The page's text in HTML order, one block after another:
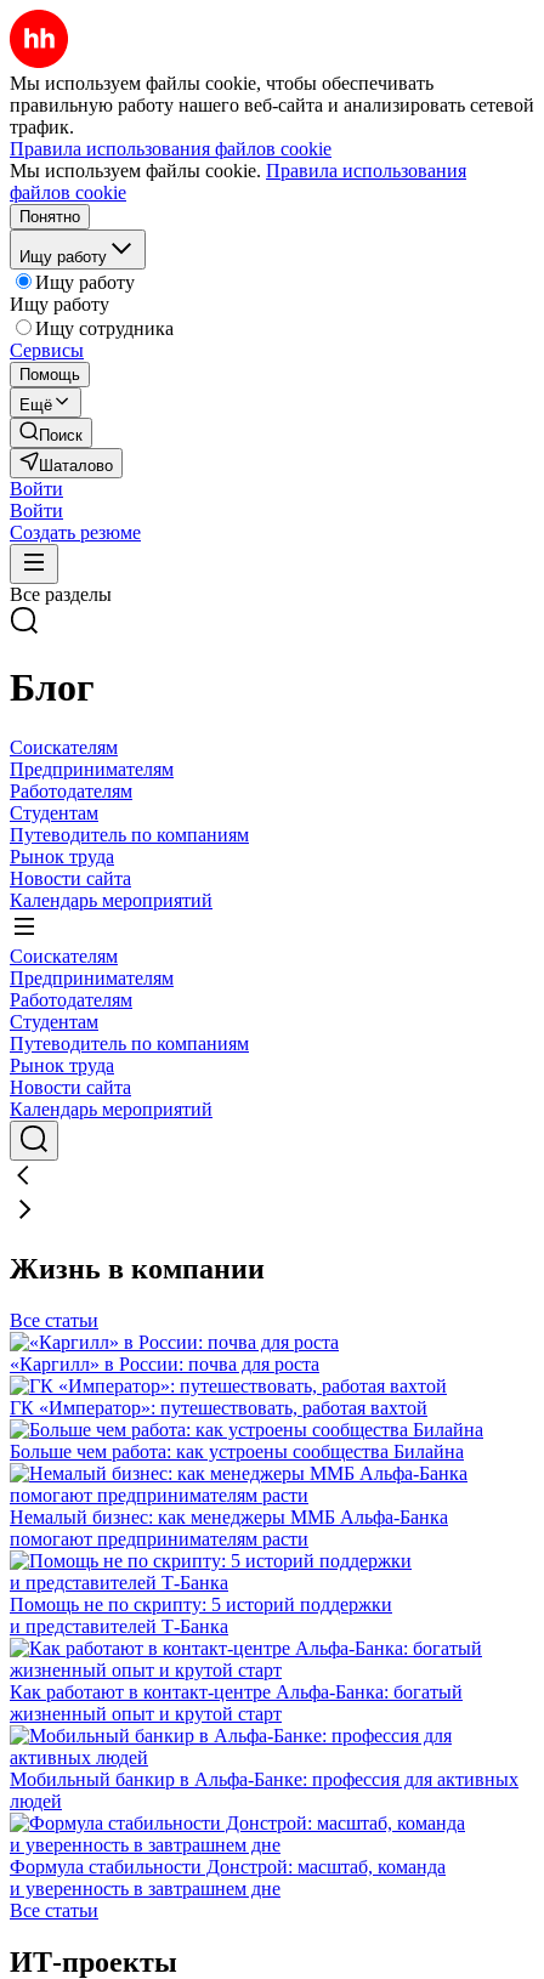
Мы используем файлы cookie, чтобы обеспечивать
правильную работу нашего веб-сайта и анализировать сетевой
трафик.
Правила использования файлов cookie
Мы используем файлы cookie. Правила использования
файлов cookie
Понятно
Ищу работу
Ищу работу
Ищу работу
Ищу сотрудника
Сервисы
Помощь
Ещё
Поиск
Шаталово
Войти
Войти
Создать резюме
Все разделы
Блог
Соискателям
Предпринимателям
Работодателям
Студентам
Путеводитель по компаниям
Рынок труда
Новости сайта
Календарь мероприятий
Соискателям
Предпринимателям
Работодателям
Студентам
Путеводитель по компаниям
Рынок труда
Новости сайта
Календарь мероприятий
Жизнь в компании
Все статьи
«Каргилл» в России: почва для роста
ГК «Император»: путешествовать, работая вахтой
Больше чем работа: как устроены сообщества Билайна
Немалый бизнес: как менеджеры ММБ Альфа-Банка
помогают предпринимателям расти
Помощь не по скрипту: 5 историй поддержки
и представителей Т-Банка
Как работают в контакт-центре Альфа-Банка: богатый
жизненный опыт и крутой старт
Мобильный банкир в Альфа-Банке: профессия для активных
людей
Формула стабильности Донстрой: масштаб, команда
и уверенность в завтрашнем дне
Все статьи
ИТ-проекты